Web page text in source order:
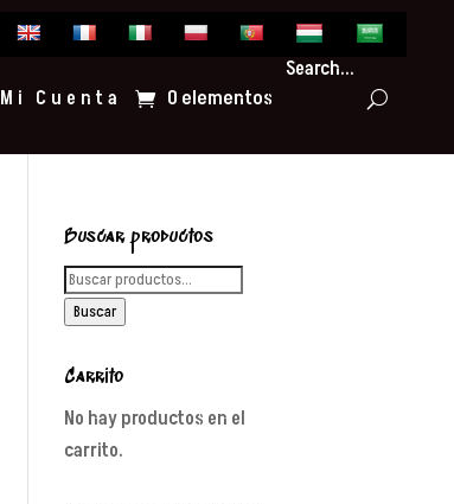
Mi Cuenta 0 elementos
Search...
Buscar productos
Buscar
por:
Buscar
Carrito
No hay productos en el
carrito.